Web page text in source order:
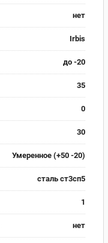
нет
Irbis
до -20
35
0
30
Умеренное (+50 -20)
сталь ст3сп5
1
нет